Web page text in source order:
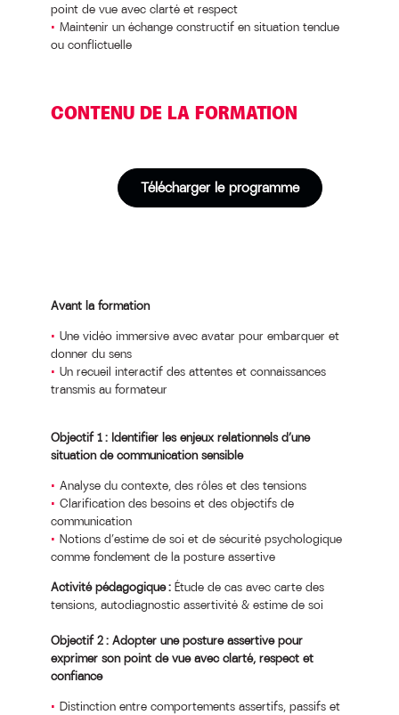
point de vue avec clarté et respect
Maintenir un échange constructif en situation tendue
ou conflictuelle
CONTENU DE LA FORMATION
Télécharger le programme
Avant la formation
Une vidéo immersive avec avatar pour embarquer et
donner du sens
Un recueil interactif des attentes et connaissances
transmis au formateur
Objectif 1 : Identifier les enjeux relationnels d’une
situation de communication sensible
Analyse du contexte, des rôles et des tensions
Clarification des besoins et des objectifs de
communication
Notions d’estime de soi et de sécurité psychologique
comme fondement de la posture assertive
Activité pédagogique : Étude de cas avec carte des
tensions, autodiagnostic assertivité & estime de soi
Objectif 2 : Adopter une posture assertive pour
exprimer son point de vue avec clarté, respect et
confiance
Distinction entre comportements assertifs, passifs et